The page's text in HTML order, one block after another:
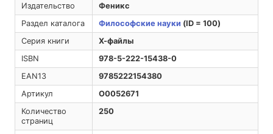
Издательство
Феникс
Раздел каталога
Философские науки (ID = 100)
Серия книги
Х-файлы
ISBN
978-5-222-15438-0
EAN13
9785222154380
Артикул
O0052671
Количество
страниц
250